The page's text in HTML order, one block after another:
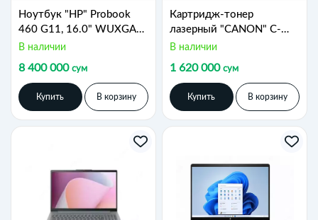
Ноутбук "HP" Probook
460 G11, 16.0" WUXGA
UWVA 300 WWAN FHDC
512GB, Integrated (Арт. -
A37SGET) Серебристый
В наличии
8 400 000 сум
Купить В корзину
Картридж-тонер
лазерный "CANON" C-
EXV65, MAGENTA, для
11000 стр. (Арт. -
5763C001AA)
В наличии
1 620 000 сум
Купить В корзину